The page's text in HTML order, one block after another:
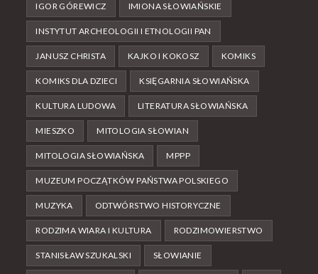
IGOR GÓREWICZ IMIONA SŁOWIAŃSKIE
INSTYTUT ARCHEOLOGII I ETNOLOGII PAN
JANUSZ CHRISTA KAJKO I KOKOSZ KOMIKS
KOMIKS DLA DZIECI KSIĘGARNIA SŁOWIAŃSKA
KULTURA LUDOWA LITERATURA SŁOWIAŃSKA
MIESZKO MITOLOGIA SŁOWIAN
MITOLOGIA SŁOWIAŃSKA MPPP
MUZEUM POCZĄTKÓW PAŃSTWA POLSKIEGO
MUZYKA ODTWÓRSTWO HISTORYCZNE
RODZIMA WIARA I KULTURA RODZIMOWIERSTWO
STANISŁAW SZUKALSKI SŁOWIANIE